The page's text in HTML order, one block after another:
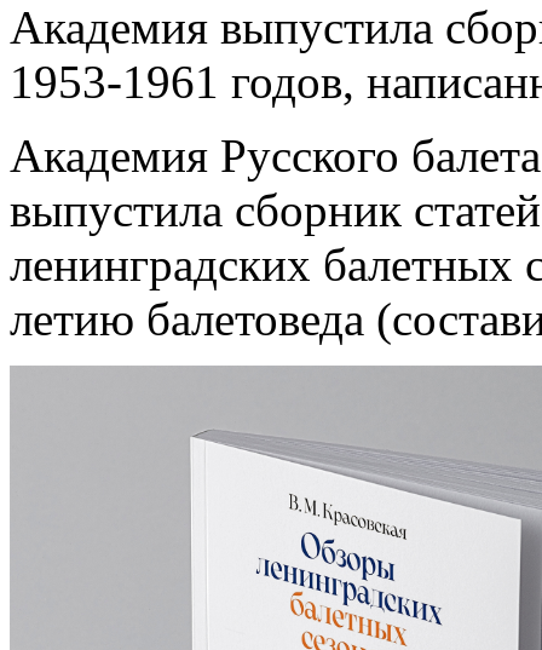
Академия выпустила
1953-1961 годов,
Академия Русского
выпустила сборник
ленинградских балетных
летию балетоведа